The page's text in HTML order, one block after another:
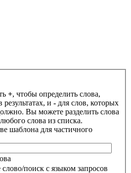
+, чтобы определить слова,
и - для слов, которых
Вы можете разделить слова
слова из списка.
шаблона для частичного
поиск с языком запросов